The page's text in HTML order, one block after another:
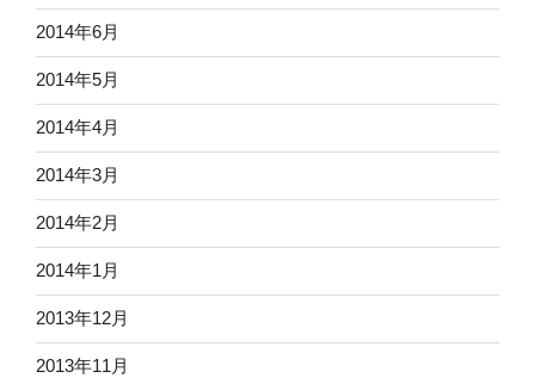
2014年6月
2014年5月
2014年4月
2014年3月
2014年2月
2014年1月
2013年12月
2013年11月